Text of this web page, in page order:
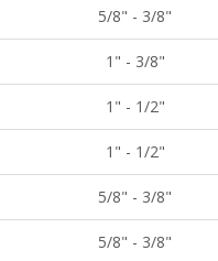
5/8" - 3/8"
1" - 3/8"
1" - 1/2"
1" - 1/2"
5/8" - 3/8"
5/8" - 3/8"